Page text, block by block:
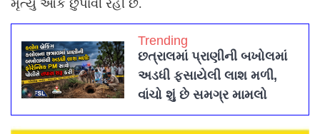
મૃત્યુ આંક છુપાવી રહી છે.
Trending
છત્રાલમાં પ્રાણીની બખોલમાં
અડધી ફસાયેલી લાશ મળી,
વાંચો શું છે સમગ્ર મામલો